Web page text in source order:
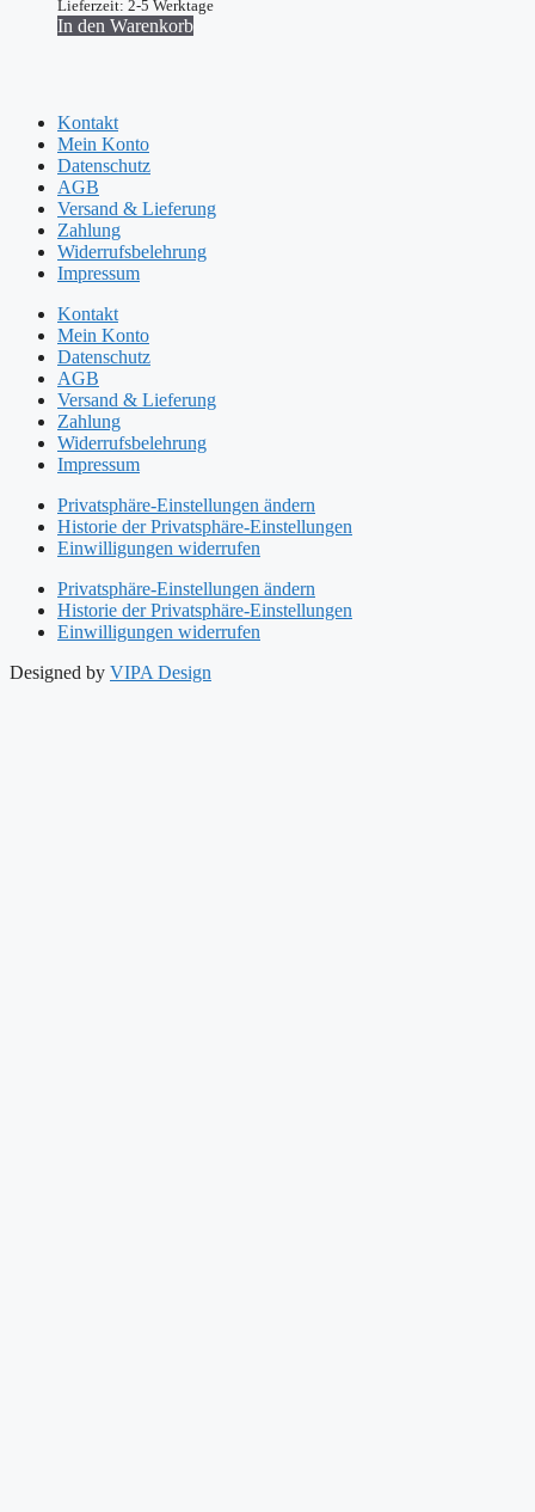
Lieferzeit: 2-5 Werktage
In den Warenkorb
Kontakt
Mein Konto
Datenschutz
AGB
Versand & Lieferung
Zahlung
Widerrufsbelehrung
Impressum
Kontakt
Mein Konto
Datenschutz
AGB
Versand & Lieferung
Zahlung
Widerrufsbelehrung
Impressum
Privatsphäre-Einstellungen ändern
Historie der Privatsphäre-Einstellungen
Einwilligungen widerrufen
Privatsphäre-Einstellungen ändern
Historie der Privatsphäre-Einstellungen
Einwilligungen widerrufen
Designed by VIPA Design